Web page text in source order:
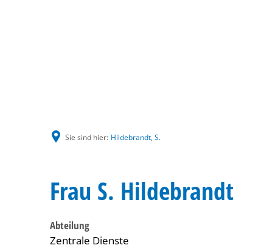
Sie sind hier: Hildebrandt, S.
Frau S. Hildebrandt
Abteilung
Zentrale Dienste